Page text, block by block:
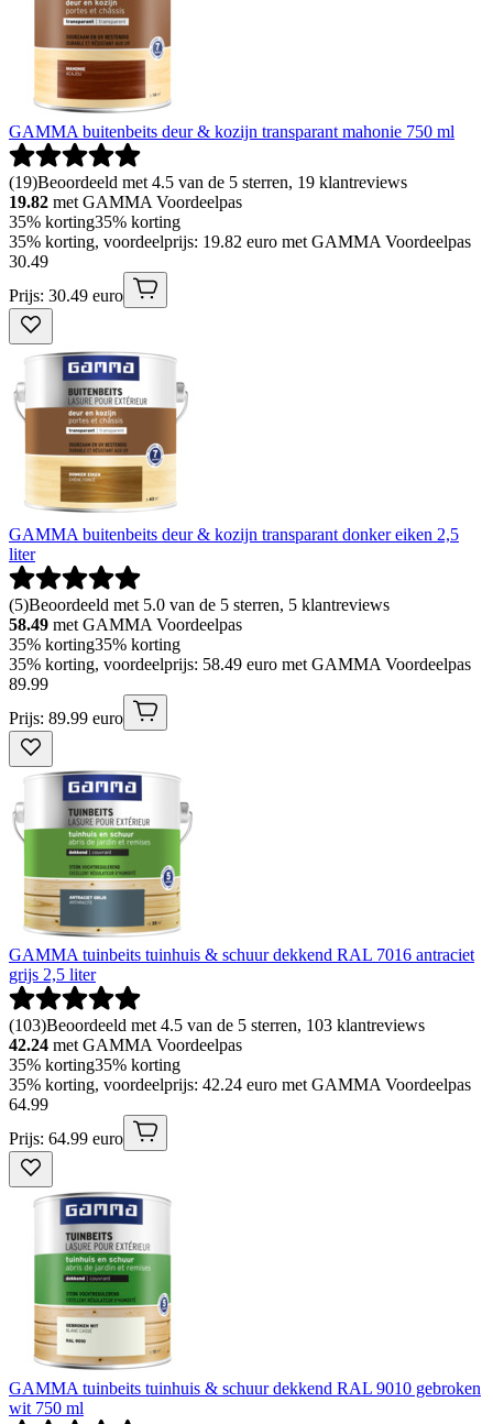
GAMMA buitenbeits deur & kozijn transparant mahonie 750 ml
(19)Beoordeeld met 4.5 van de 5 sterren, 19 klantreviews
19.82 met GAMMA Voordeelpas
35% korting35% korting
35% korting, voordeelprijs: 19.82 euro met GAMMA Voordeelpas
30.49
Prijs: 30.49 euro
GAMMA buitenbeits deur & kozijn transparant donker eiken 2,5
liter
(5)Beoordeeld met 5.0 van de 5 sterren, 5 klantreviews
58.49 met GAMMA Voordeelpas
35% korting35% korting
35% korting, voordeelprijs: 58.49 euro met GAMMA Voordeelpas
89.99
Prijs: 89.99 euro
GAMMA tuinbeits tuinhuis & schuur dekkend RAL 7016 antraciet
grijs 2,5 liter
(103)Beoordeeld met 4.5 van de 5 sterren, 103 klantreviews
42.24 met GAMMA Voordeelpas
35% korting35% korting
35% korting, voordeelprijs: 42.24 euro met GAMMA Voordeelpas
64.99
Prijs: 64.99 euro
GAMMA tuinbeits tuinhuis & schuur dekkend RAL 9010 gebroken
wit 750 ml